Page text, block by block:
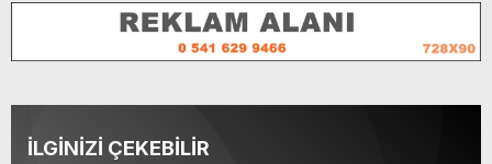
İLGİNİZİ ÇEKEBİLİR